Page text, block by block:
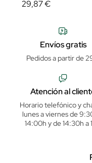
29,87 €
Envíos gratis
Pedidos a partir de
Atención al
Horario telefónico y
lunes a viernes de
14:00h y de 14:30h a